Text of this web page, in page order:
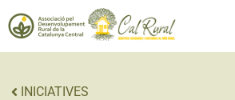
INICIATIVES